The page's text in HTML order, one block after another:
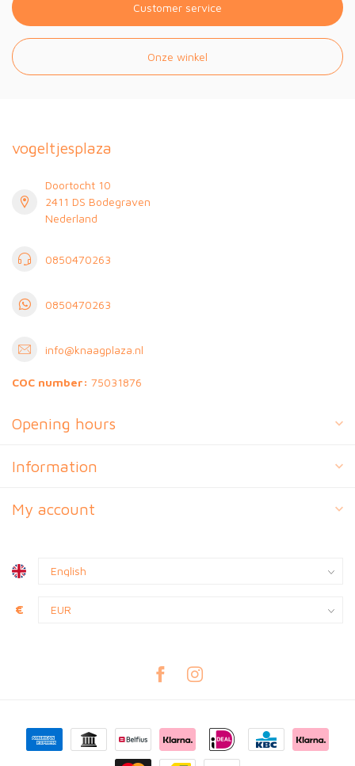
Customer service
Onze winkel
vogeltjesplaza
Doortocht 10
2411 DS Bodegraven
Nederland
0850470263
0850470263
info@knaagplaza.nl
COC number: 75031876
Opening hours
Information
My account
€